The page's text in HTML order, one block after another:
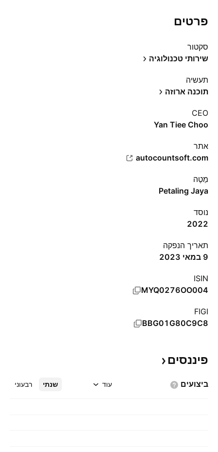
פרטים
סקטור
שירותי טכנולוגיה
תעשיה
תוכנה ארוזה
CEO
Yan Tiee Choo
אתר‏
autocountsoft.com
מַטֶה
Petaling Jaya
נוסד
2022
תאריך הנפקה
9 במאי 2023
ISIN
MYQ0276OO004
FIGI
BBG01G80C9C8
פיננסים
ביצועים שנתי רבעוני עוד